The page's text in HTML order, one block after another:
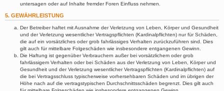
untersagen oder auf Inhalte fremder Foren Einfluss nehmen.
5. GEWÄHRLEISTUNG
Der Betreiber haftet mit Ausnahme der Verletzung von Leben, Körper und Gesundheit
und der Verletzung wesentlicher Vertragspflichten (Kardinalpflichten) nur für Schäden,
die auf ein vorsätzliches oder grob fahrlässiges Verhalten zurückzuführen sind. Dies
gilt auch für mittelbare Folgeschäden wie insbesondere entgangenen Gewinn.
Die Haftung ist gegenüber Verbrauchern außer bei vorsätzlichem oder grob
fahrlässigem Verhalten oder bei Schäden aus der Verletzung von Leben, Körper und
Gesundheit und der Verletzung wesentlicher Vertragspflichten (Kardinalpflichten) auf
die bei Vertragsschluss typischerweise vorhersehbaren Schäden und im übrigen der
Höhe nach auf die vertragstypischen Durchschnittsschäden begrenzt. Dies gilt auch